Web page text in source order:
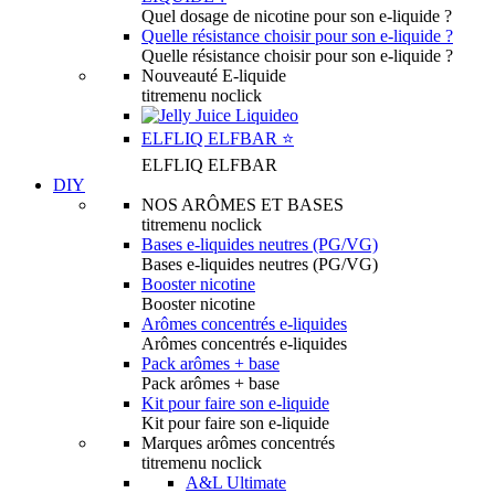
Quel dosage de nicotine pour son e-liquide ?
Quelle résistance choisir pour son e-liquide ?
Quelle résistance choisir pour son e-liquide ?
Nouveauté E-liquide
titremenu noclick
ELFLIQ ELFBAR ⭐️
ELFLIQ ELFBAR
DIY
NOS ARÔMES ET BASES
titremenu noclick
Bases e-liquides neutres (PG/VG)
Bases e-liquides neutres (PG/VG)
Booster nicotine
Booster nicotine
Arômes concentrés e-liquides
Arômes concentrés e-liquides
Pack arômes + base
Pack arômes + base
Kit pour faire son e-liquide
Kit pour faire son e-liquide
Marques arômes concentrés
titremenu noclick
A&L Ultimate